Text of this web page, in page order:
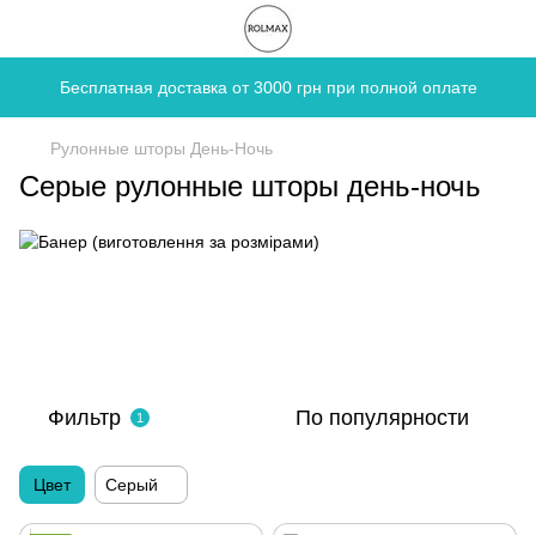
Бесплатная доставка от 3000 грн при полной оплате
Рулонные шторы День-Ночь
Серые рулонные шторы день-ночь
Фильтр 1 По популярности
Цвет Серый